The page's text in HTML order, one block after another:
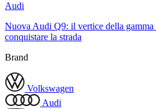
Audi
Nuova Audi Q9: il vertice della
conquistare la strada
Brand
Volkswagen
Audi